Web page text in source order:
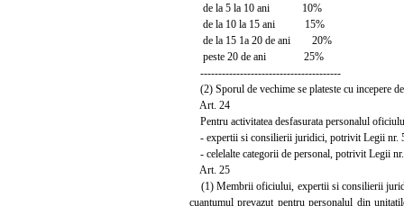
de la 5 la 10 ani 10%
de la 10 la 15 ani 15%
de la 15 1a 20 de ani 20%
peste 20 de ani 25%
---------------------------------------
(2) Sporul de vechime se plateste cu incepere
Art. 24
Pentru activitatea desfasurata personalul
- expertii si consilierii juridici, potrivit Legii nr.
- celelalte categorii de personal, potrivit Legii
Art. 25
(1) Membrii oficiului, expertii si consilierii
cuantumul prevazut pentru personalul din